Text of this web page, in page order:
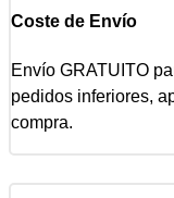
Coste de Envío
Envío GRATUITO
pedidos inferiores,
compra.